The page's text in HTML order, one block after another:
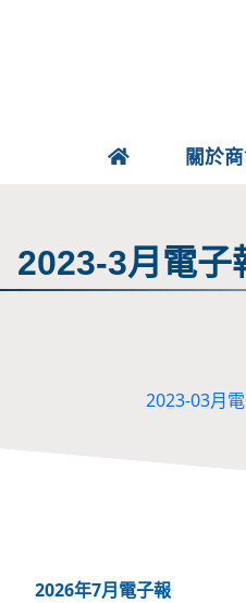
關於
2023-3月電子
2023-03月
2026年7月電子報